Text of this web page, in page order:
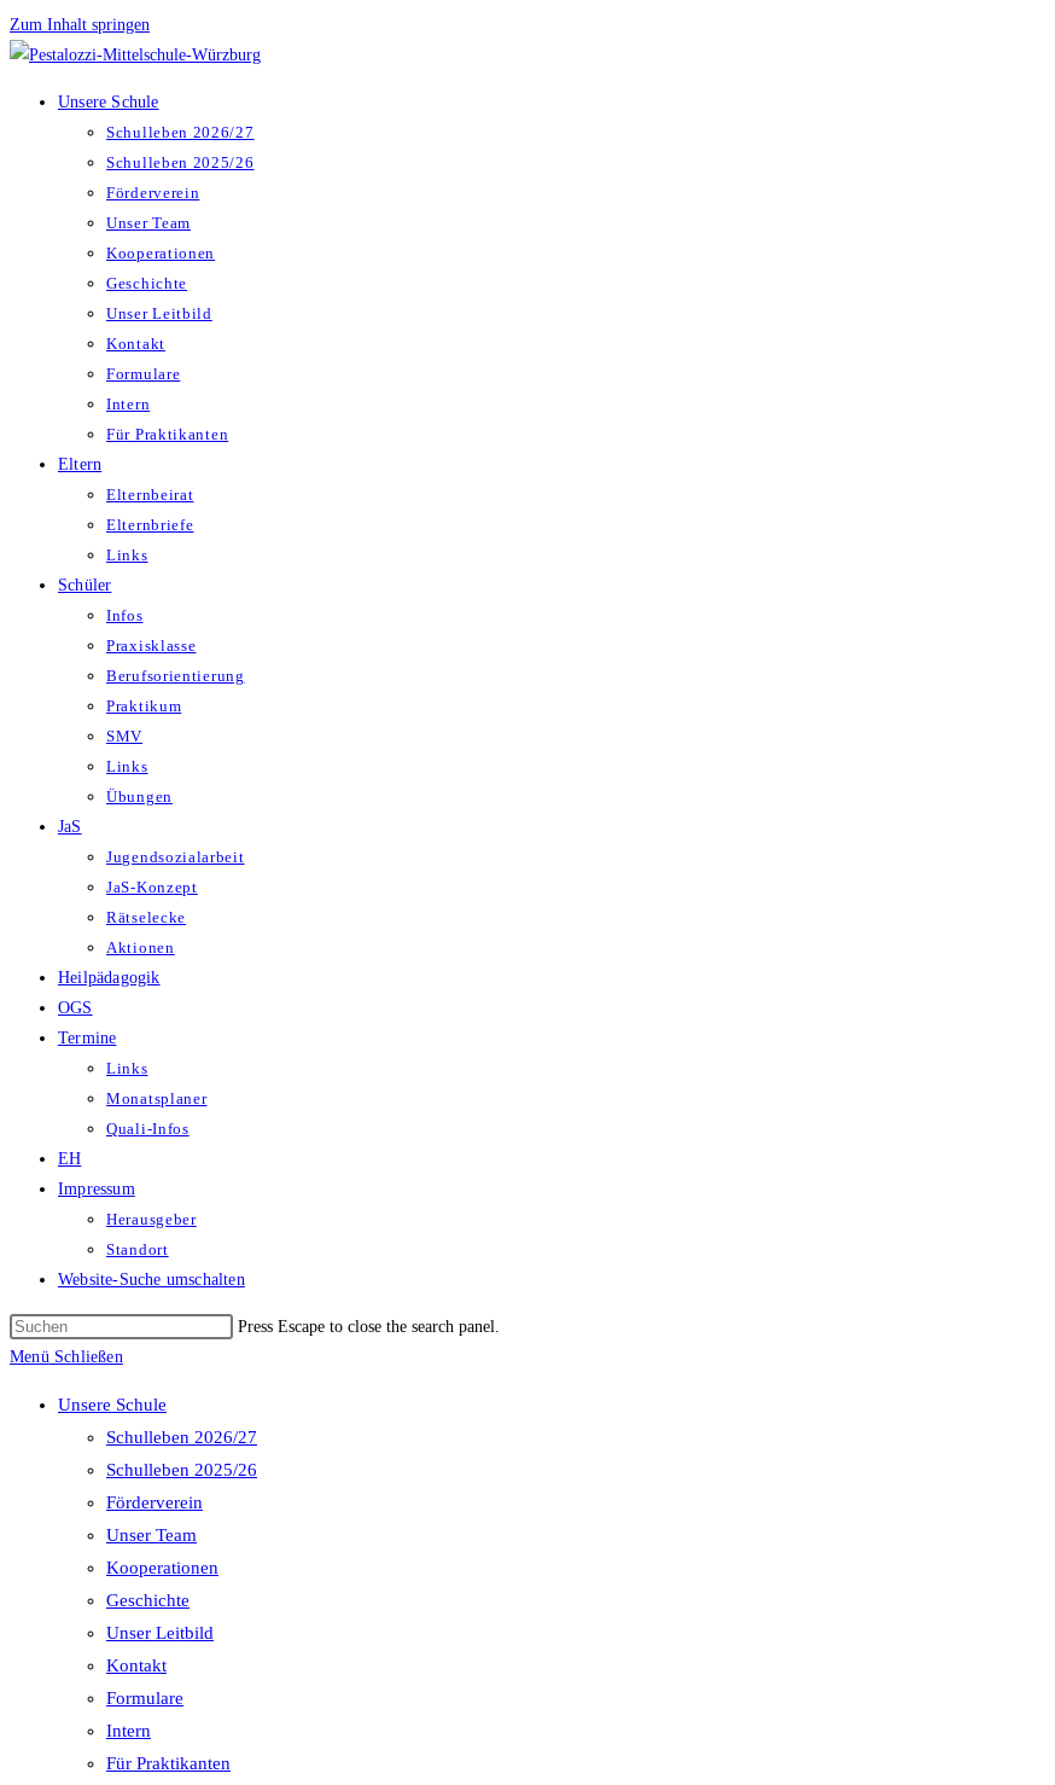
Zum Inhalt springen
Unsere Schule
Schulleben 2026/27
Schulleben 2025/26
Förderverein
Unser Team
Kooperationen
Geschichte
Unser Leitbild
Kontakt
Formulare
Intern
Für Praktikanten
Eltern
Elternbeirat
Elternbriefe
Links
Schüler
Infos
Praxisklasse
Berufsorientierung
Praktikum
SMV
Links
Übungen
JaS
Jugendsozialarbeit
JaS-Konzept
Rätselecke
Aktionen
Heilpädagogik
OGS
Termine
Links
Monatsplaner
Quali-Infos
EH
Impressum
Herausgeber
Standort
Website-Suche umschalten
Press Escape to close the search panel.
Menü Schließen
Unsere Schule
Schulleben 2026/27
Schulleben 2025/26
Förderverein
Unser Team
Kooperationen
Geschichte
Unser Leitbild
Kontakt
Formulare
Intern
Für Praktikanten